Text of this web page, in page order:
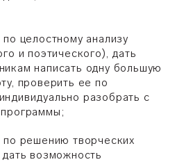
целостному анализу
и поэтического), дать
написать одну большую
проверить ее по
разобрать с
по решению творческих
возможность